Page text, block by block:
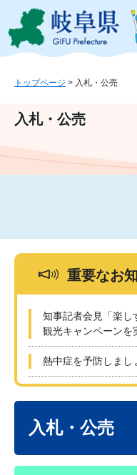
ジ
ュ
文
こ
トップページ > 入札・公売
入札・公売
重要なお
知事記者会見「楽し
観光キャンペーンを
熱中症を予防しまし
入札・公売